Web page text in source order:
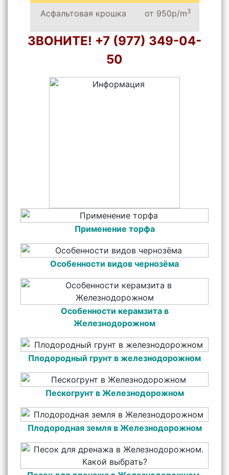
Асфальтовая крошка от 950р/m3
ЗВОНИТЕ! +7 (977) 349-04-
50
Применение торфа
Особенности видов чернозёма
Особенности керамзита в
Железнодорожном
Плодородный грунт в железнодорожном
Пескогрунт в Железнодорожном
Плодородная земля в Железнодорожном